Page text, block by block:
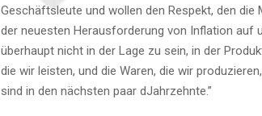
Geschäftsleute und wollen den Respekt, den
der neuesten Herausforderung von Inflation auf
überhaupt nicht in der Lage zu sein, in der
die wir leisten, und die Waren, die wir
sind in den nächsten paar dJahrzehnte.”